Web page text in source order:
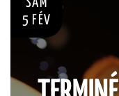
SAM
5 FÉV